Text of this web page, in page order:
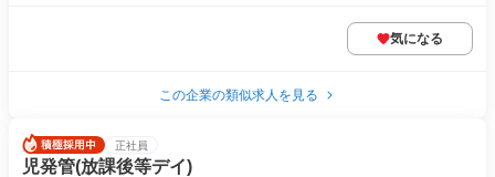
気になる
この企業の類似求人を見る
正社員
児発管(放課後等デイ)